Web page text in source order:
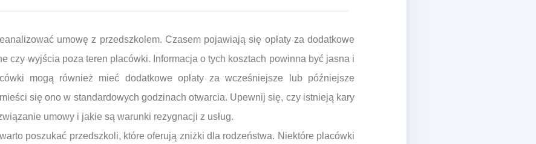
umowę z przedszkolem. Czasem pojawiają się opłaty za dodatkowe
czy wyjścia poza teren placówki. Informacja o tych kosztach powinna być jasna i
mogą również mieć dodatkowe opłaty za wcześniejsze lub późniejsze
się ono w standardowych godzinach otwarcia. Upewnij się, czy istnieją kary
umowy i jakie są warunki rezygnacji z usług.
poszukać przedszkoli, które oferują zniżki dla rodzeństwa. Niektóre placówki